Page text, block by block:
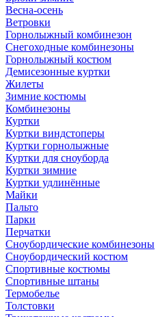
Весна-осень
Ветровки
Горнолыжный комбинезон
Снегоходные комбинезоны
Горнолыжный костюм
Демисезонные куртки
Жилеты
Зимние костюмы
Комбинезоны
Куртки
Куртки виндстоперы
Куртки горнолыжные
Куртки для сноуборда
Куртки зимние
Куртки удлинённые
Майки
Пальто
Парки
Перчатки
Сноубордические комбинезоны
Сноубордический костюм
Спортивные костюмы
Спортивные штаны
Термобелье
Толстовки